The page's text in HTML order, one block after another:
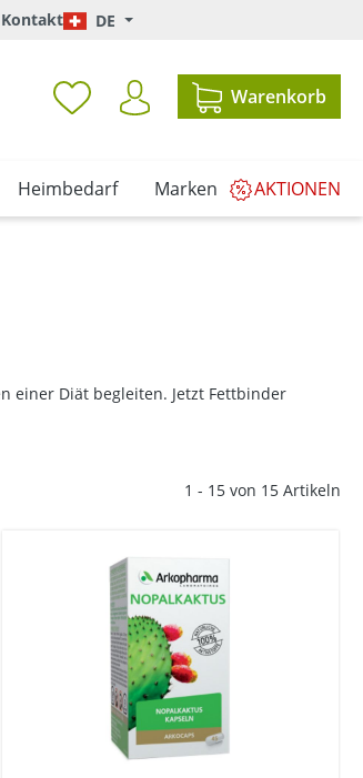
Kontakt DE
Warenkorb
Heimbedarf Marken AKTIONEN
einer Diät begleiten. Jetzt Fettbinder
1 - 15 von 15 Artikeln